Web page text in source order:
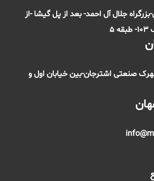
جلال آل احمد- بعد از پل گیشا -از
صنعتی اشترجان-بین خیابان اول و